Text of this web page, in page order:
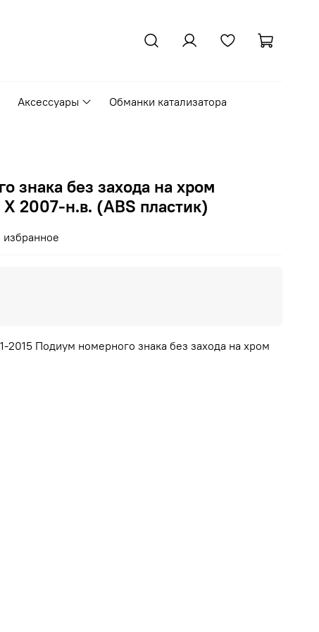
Аксессуары Обманки катализатора
знака без захода на хром
2007-н.в. (ABS пластик)
избранное
2015 Подиум номерного знака без захода на хром